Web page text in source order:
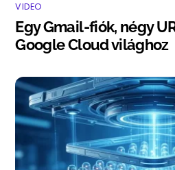
VIDEO
Egy Gmail-fiók, négy
Google Cloud világhoz